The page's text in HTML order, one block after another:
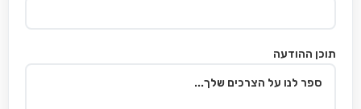
תוכן ההודעה